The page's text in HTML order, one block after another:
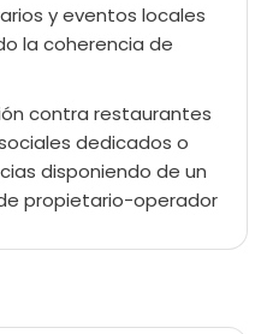
y eventos locales
la coherencia de
contra restaurantes
dedicados o
disponiendo de un
propietario-operador